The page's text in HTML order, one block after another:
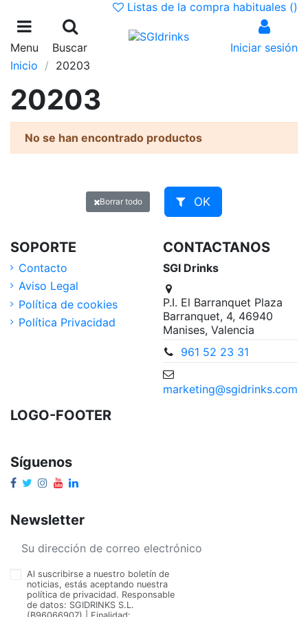
Listas de la compra habituales ()
Menu Buscar
Iniciar sesión
Inicio
20203
20203
No se han encontrado productos
Borrar todo OK
SOPORTE
Contacto
Aviso Legal
Política de cookies
Política Privacidad
CONTACTANOS
SGI Drinks
P.I. El Barranquet Plaza
Barranquet, 4, 46940
Manises, Valencia
961 52 23 31
marketing@sgidrinks.com
LOGO-FOOTER
Síguenos
Newsletter
Al suscribirse a nuestro boletín de
noticias, estás aceptando nuestra
política de privacidad. Responsable
de datos: SGIDRINKS S.L.